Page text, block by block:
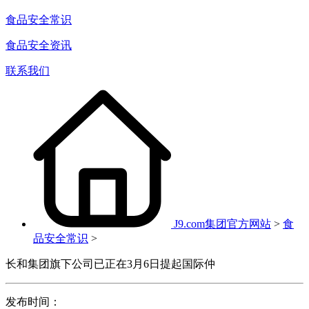
食品安全常识
食品安全资讯
联系我们
J9.com集团官方网站 > 食
品安全常识 >
长和集团旗下公司已正在3月6日提起国际仲
发布时间：